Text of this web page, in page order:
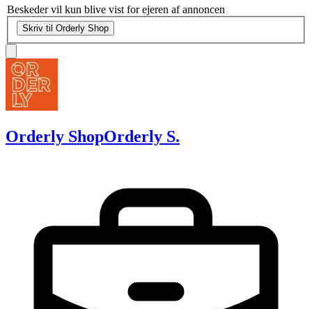
Beskeder vil kun blive vist for ejeren af annoncen
Skriv til Orderly Shop
Orderly ShopOrderly S.